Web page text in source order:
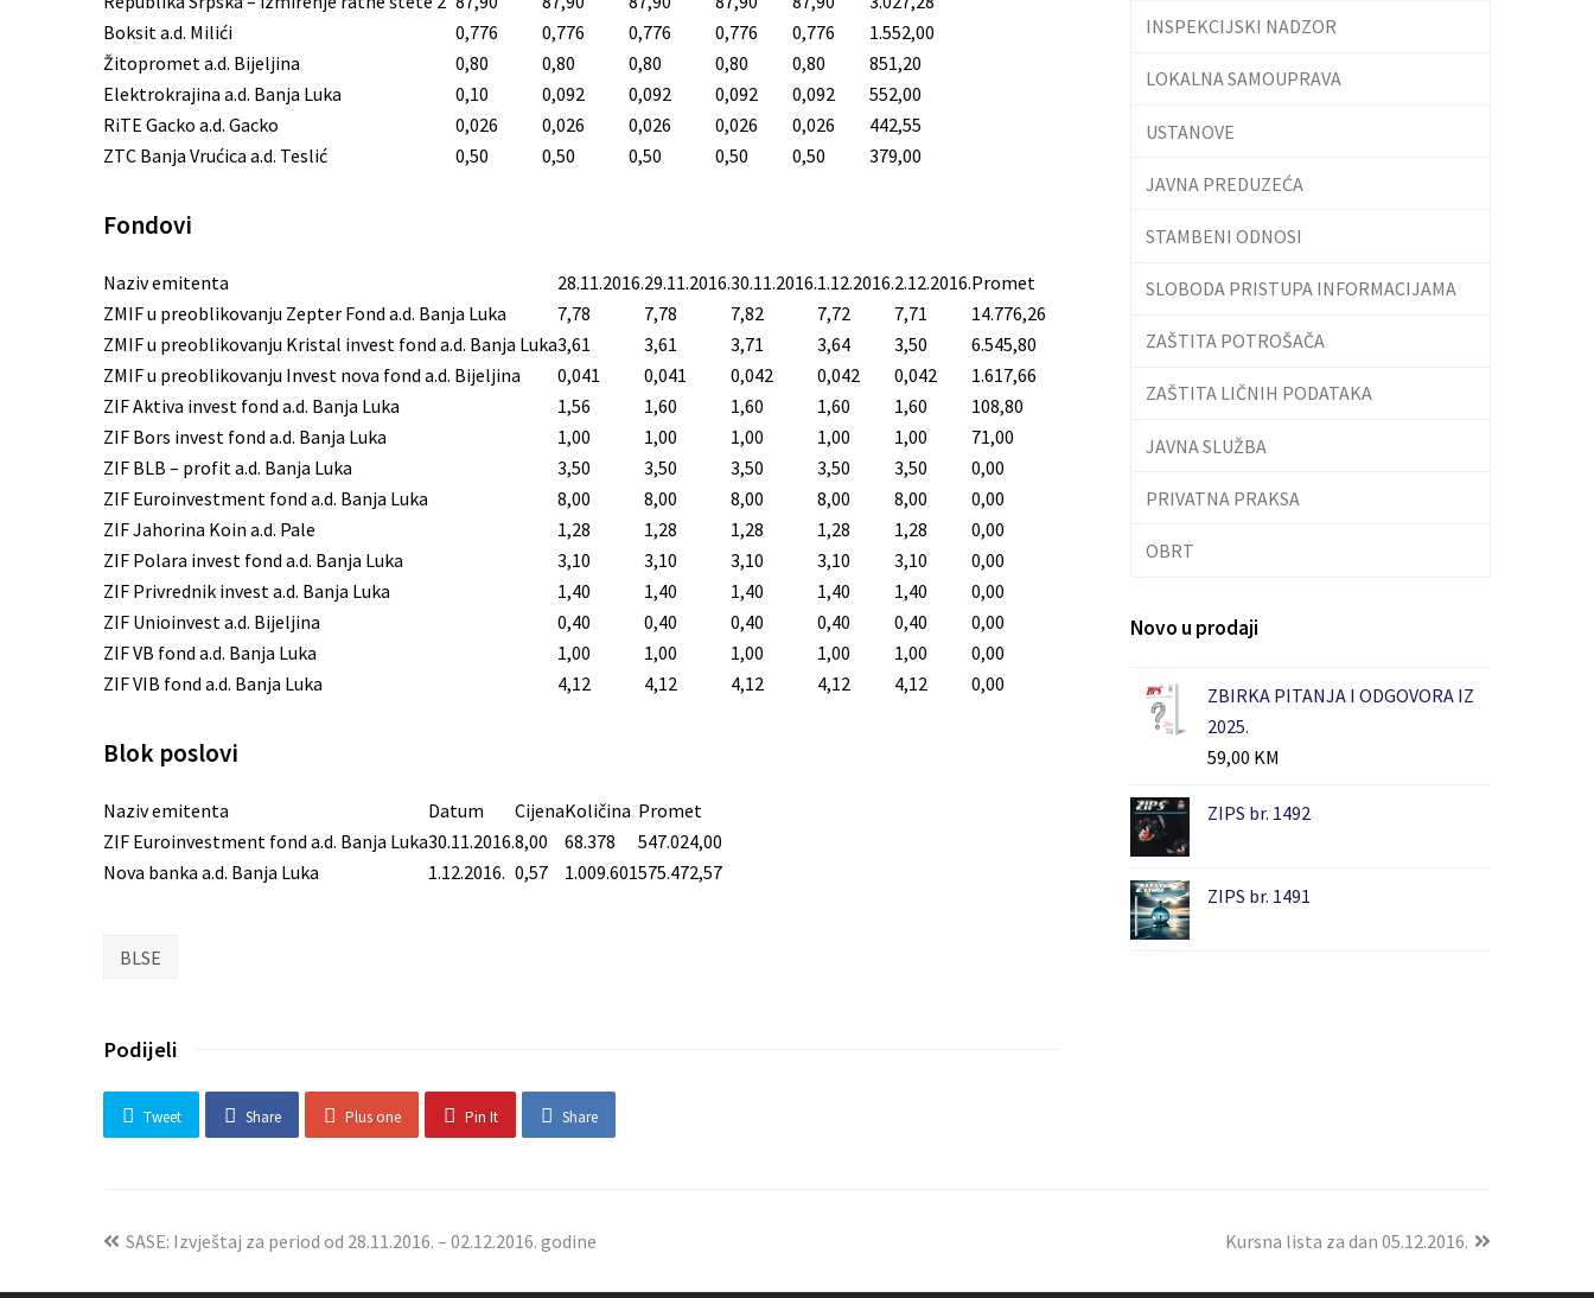
Boksit a.d. Milići
0,776 0,776 0,776 0,776 0,776
1.552,00
Žitopromet a.d. Bijeljina
0,80 0,80 0,80 0,80 0,80
851,20
Elektrokrajina a.d. Banja Luka
0,10 0,092 0,092 0,092 0,092
552,00
RiTE Gacko a.d. Gacko
0,026 0,026 0,026 0,026 0,026
442,55
ZTC Banja Vrućica a.d. Teslić
0,50 0,50 0,50 0,50 0,50 379,00
Fondovi
Naziv emitenta 28.11.2016.29.11.2016.30.11.2016.1.12.2016.2.12.2016.Promet
ZMIF u preoblikovanju Zepter Fond a.d. Banja Luka
7,78 7,78 7,82 7,72 7,71
14.776,26
ZMIF u preoblikovanju Kristal invest fond a.d. Banja Luka3,61 3,61 3,71 3,64 3,50
6.545,80
ZMIF u preoblikovanju Invest nova fond a.d. Bijeljina
0,041 0,041 0,042 0,042 0,042
1.617,66
ZIF Aktiva invest fond a.d. Banja Luka
1,56 1,60 1,60 1,60 1,60
108,80
ZIF Bors invest fond a.d. Banja Luka
1,00 1,00 1,00 1,00 1,00
71,00
ZIF BLB – profit a.d. Banja Luka
3,50 3,50 3,50 3,50 3,50
0,00
ZIF Euroinvestment fond a.d. Banja Luka
8,00 8,00 8,00 8,00 8,00
0,00
ZIF Jahorina Koin a.d. Pale
1,28 1,28 1,28 1,28 1,28
0,00
ZIF Polara invest fond a.d. Banja Luka
3,10 3,10 3,10 3,10 3,10
0,00
ZIF Privrednik invest a.d. Banja Luka
1,40 1,40 1,40 1,40 1,40
0,00
ZIF Unioinvest a.d. Bijeljina
0,40 0,40 0,40 0,40 0,40
0,00
ZIF VB fond a.d. Banja Luka
1,00 1,00 1,00 1,00 1,00
0,00
ZIF VIB fond a.d. Banja Luka
4,12 4,12 4,12 4,12 4,12 0,00
Blok poslovi
Naziv emitenta Datum CijenaKoličina Promet
ZIF Euroinvestment fond a.d. Banja Luka30.11.2016.8,00 68.378
547.024,00
Nova banka a.d. Banja Luka
1.12.2016. 0,57 1.009.601575.472,57
BLSE
Podijeli
Tweet Share Plus one Pin It Share
INSPEKCIJSKI NADZOR
LOKALNA SAMOUPRAVA
USTANOVE
JAVNA PREDUZEĆA
STAMBENI ODNOSI
SLOBODA PRISTUPA INFORMACIJAMA
ZAŠTITA POTROŠAČA
ZAŠTITA LIČNIH PODATAKA
JAVNA SLUŽBA
PRIVATNA PRAKSA
OBRT
Novo u prodaji
ZBIRKA PITANJA I ODGOVORA IZ
2025.
59,00 KM
ZIPS br. 1492
ZIPS br. 1491
SASE: Izvještaj za period od 28.11.2016. – 02.12.2016. godine Kursna lista za dan 05.12.2016.